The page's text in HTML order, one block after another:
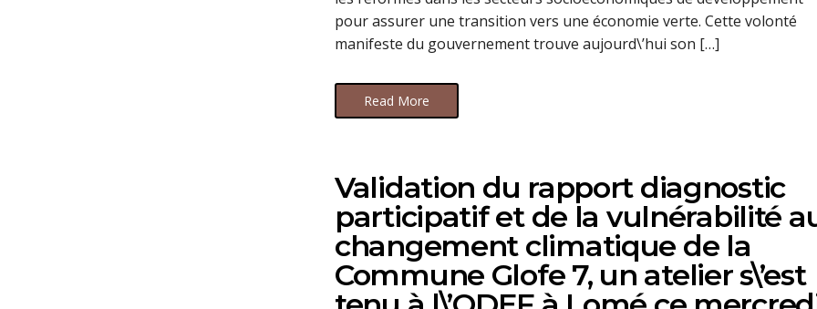
pour assurer une transition vers une économie verte. Cette volonté
manifeste du gouvernement trouve aujourd\’hui son […]
Read More
Validation du rapport diagnostic
participatif et de la vulnérabilité
changement climatique de la
Commune Glofe 7, un atelier s\’est